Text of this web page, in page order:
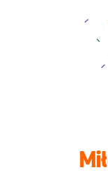
Poprzedni